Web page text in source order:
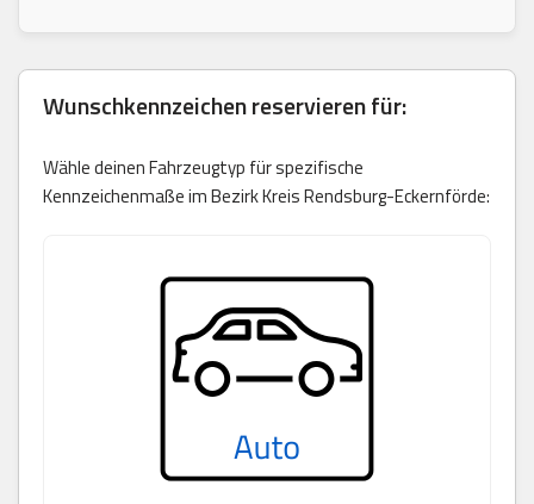
Wunschkennzeichen reservieren für:
Wähle deinen Fahrzeugtyp für spezifische
Kennzeichenmaße im Bezirk Kreis Rendsburg-Eckernförde: